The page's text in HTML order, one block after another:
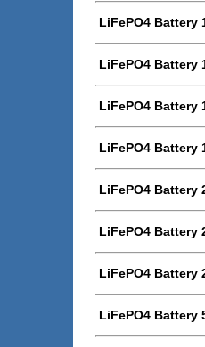
LiFePO4 Battery
LiFePO4 Battery
LiFePO4 Battery
LiFePO4 Battery
LiFePO4 Battery
LiFePO4 Battery
LiFePO4 Battery
LiFePO4 Battery